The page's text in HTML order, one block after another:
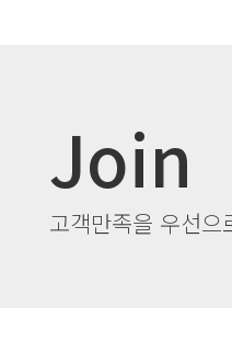
Join
고객만족을 우선